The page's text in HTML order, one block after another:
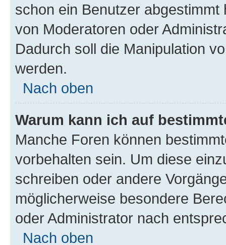
schon ein Benutzer
von Moderatoren oder
Dadurch soll die Manipulation
werden.
Nach oben
Warum kann ich auf
Manche Foren können
vorbehalten sein. Um diese
schreiben oder andere
möglicherweise besondere
oder Administrator nach
Nach oben